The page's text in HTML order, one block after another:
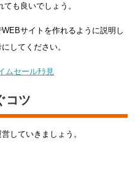
も良いでしょう。
サイトを作れるように説明し
してください。
ムセールﾁﾗ見
コツ
していきましょう。